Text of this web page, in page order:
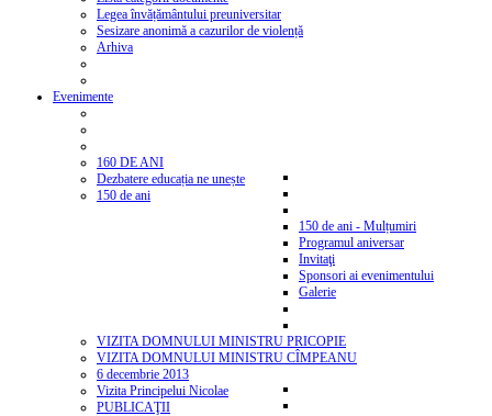
Legea învățământului preuniversitar
Sesizare anonimă a cazurilor de violență
Arhiva
Evenimente
160 DE ANI
Dezbatere educația ne unește
150 de ani
150 de ani - Mulțumiri
Programul aniversar
Invitaţi
Sponsori ai evenimentului
Galerie
VIZITA DOMNULUI MINISTRU PRICOPIE
VIZITA DOMNULUI MINISTRU CÎMPEANU
6 decembrie 2013
Vizita Principelui Nicolae
PUBLICAŢII